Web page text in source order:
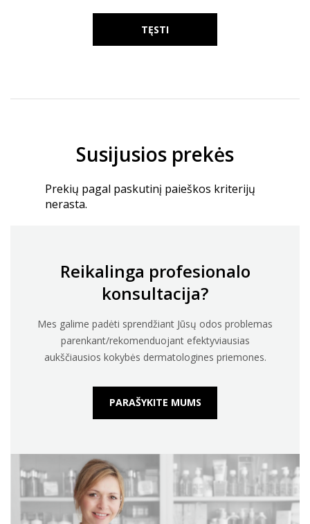
TĘSTI
Susijusios prekės
Prekių pagal paskutinį paieškos kriterijų
nerasta.
Reikalinga profesionalo
konsultacija?
Mes galime padėti sprendžiant Jūsų odos problemas
parenkant/rekomenduojant efektyviausias
aukščiausios kokybės dermatologines priemones.
PARAŠYKITE MUMS